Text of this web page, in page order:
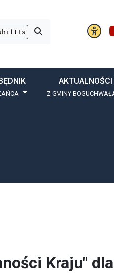
Przycisk szukaj
AKTUALNOŚCI
Z GMINY
Kraju"